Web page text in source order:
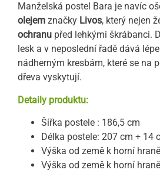
Manželská postel Bara je navíc
olejem značky Livos, který nejen
ochranu před lehkými škrábanci.
lesk a v neposlední řadě dává
nádherným kresbám, které se na
dřeva vyskytují.
Detaily produktu:
Šířka postele : 186,5 cm
Délka postele: 207 cm + 14
Výška od země k horní
Výška od země k horní